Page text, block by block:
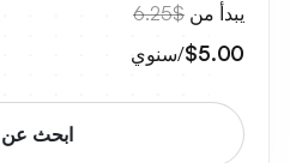
يبدأ من $6.25
$5.00/سنوي
ابحث عن